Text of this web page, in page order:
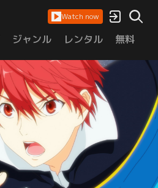
Watch now
ジャンル レンタル 無料